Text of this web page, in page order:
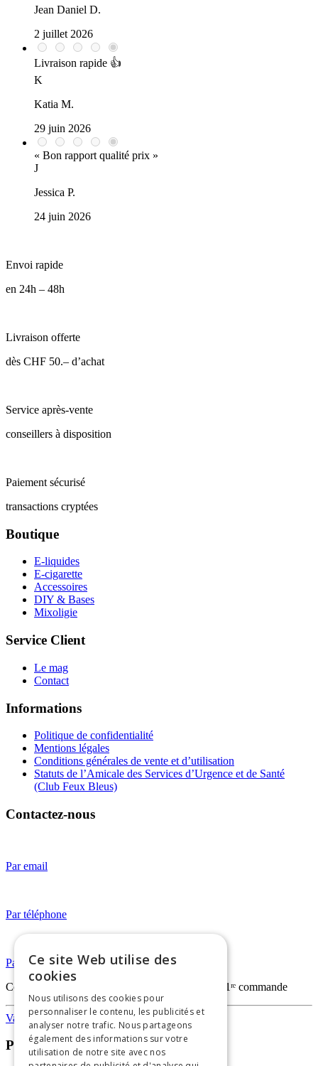
Jean Daniel D.
2 juillet 2026
Livraison rapide 👍
K
Katia M.
29 juin 2026
« Bon rapport qualité prix »
J
Jessica P.
24 juin 2026
Envoi rapide
en 24h – 48h
Livraison offerte
dès CHF 50.– d’achat
Service après-vente
conseillers à disposition
Paiement sécurisé
transactions cryptées
Boutique
E-liquides
E-cigarette
Accessoires
DIY & Bases
Mixoligie
Service Client
Le mag
Contact
Informations
Politique de confidentialité
Mentions légales
Conditions générales de vente et d’utilisation
Statuts de l’Amicale des Services d’Urgence et de Santé
(Club Feux Bleus)
Contactez-nous
Par email
Par téléphone
Par WhatsApp
Code
— -20% sur votre 1ʳᵉ commande
Vapothèque
Paiements sécurisés
Ce site Web utilise des
cookies
Nous utilisons des cookies pour
personnaliser le contenu, les publicités et
analyser notre trafic. Nous partageons
également des informations sur votre
utilisation de notre site avec nos